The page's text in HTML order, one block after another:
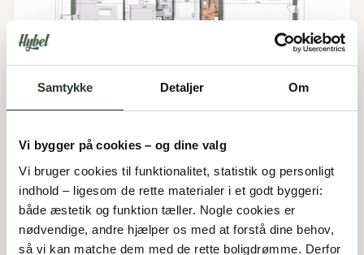
Samtykke Detaljer Om
Vi bygger på cookies – og dine valg
Vi bruger cookies til funktionalitet, statistik og personligt
indhold – ligesom de rette materialer i et godt byggeri:
både æstetik og funktion tæller. Nogle cookies er
nødvendige, andre hjælper os med at forstå dine behov,
så vi kan matche dem med de rette boligdrømme. Derfor
F 188-A
Type:
Forskudt hus